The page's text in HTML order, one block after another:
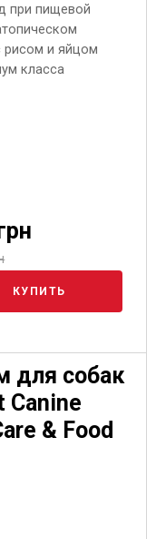
при пищевой
рисом и яйцом
класса
КУПИТЬ
для собак
Canine
& Food